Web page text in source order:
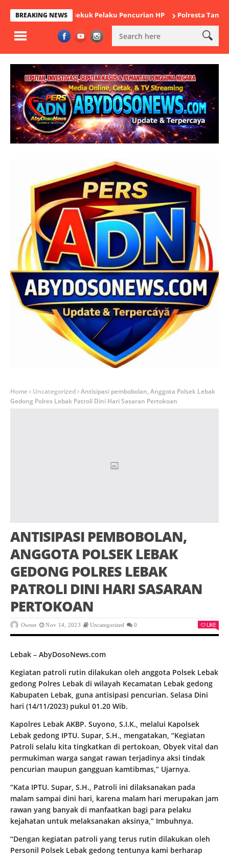
BREAKING NEWS
Cikande Bekuk Pelaku Pencurian HP Polresta Tangerang
Home Uncategorized Antisipasi pembobolan, Anggota Polsek Lebak
Gedong Polres Lebak Patroli Dini Hari Sasaran Pertokoan
ANTISIPASI PEMBOBOLAN,
ANGGOTA POLSEK LEBAK
GEDONG POLRES LEBAK
PATROLI DINI HARI SASARAN
PERTOKOAN
Owner Nov 14, 2023 Uncategorized 0 LIKE
Lebak – AbyDosoNews.com
Kegiatan patroli rutin dilakukan oleh anggota Polsek Lebak
gedong Polres Lebak di wilayah Kecamatan Lebak gedong
Kabupaten Lebak, guna antisipasi pencurian. Selasa Dini
hari (14/11/2023) pukul 01.20 Wib.
Kapolres Lebak AKBP. Suyono, S.I.K., melalui Kapolsek
Lebak gedong IPTU. Supar, S.H., mengatakan, “Kegiatan
Patroli selalu kita tingkatkan di pertokoan, Obyek vital dan
permukiman warga sangat rawan terjadinya aksi tindak
pencurian maupun gangguan kamtibmas,” Ujarnya.
“Kata IPTU. Supar, S.H., Patroli ini dilaksanakan pada
malam sampai dini hari, karena malam hari merupakan jam
rawan yang banyak di manfaatkan bagi para pelaku
kejahatan untuk melaksanakan aksinya,” Imbuhnya.
“Dengan kegiatan patroli yang terus rutin dilakukan oleh
Personil Polsek Lebak gedong tentunya kami berharap